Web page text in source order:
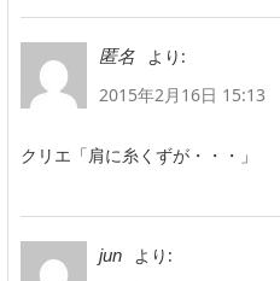
匿名
より:
2015年2月16日 15:13
クリエ「肩に糸くずが・・・」
jun
より: